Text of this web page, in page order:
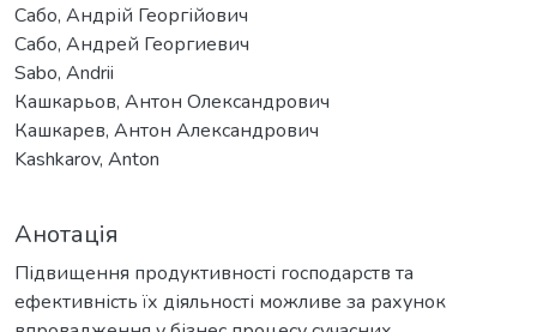
Сабо, Андрій Георгійович
Сабо, Андрей Георгиевич
Sabo, Andrii
Кашкарьов, Антон Олександрович
Кашкарев, Антон Александрович
Kashkarov, Anton
Анотація
Підвищення продуктивності господарств та
ефективність їх діяльності можливе за рахунок